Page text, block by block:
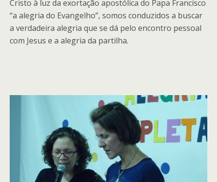
Cristo à luz da exortação apostólica do Papa Francisco
“a alegria do Evangelho”, somos conduzidos a buscar
a verdadeira alegria que se dá pelo encontro pessoal
com Jesus e a alegria da partilha.